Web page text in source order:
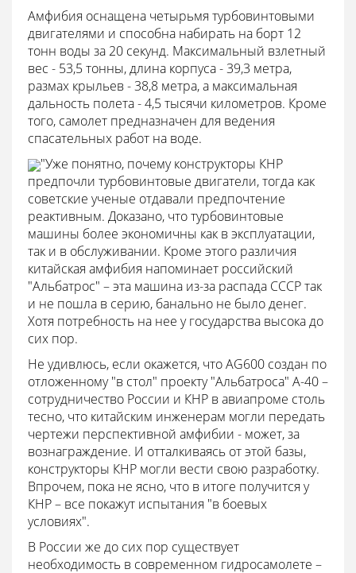
Амфибия оснащена четырьмя турбовинтовыми
двигателями и способна набирать на борт 12
тонн воды за 20 секунд. Максимальный взлетный
вес - 53,5 тонны, длина корпуса - 39,3 метра,
размах крыльев - 38,8 метра, а максимальная
дальность полета - 4,5 тысячи километров. Кроме
того, самолет предназначен для ведения
спасательных работ на воде.
"Уже понятно, почему конструкторы КНР
предпочли турбовинтовые двигатели, тогда как
советские ученые отдавали предпочтение
реактивным. Доказано, что турбовинтовые
машины более экономичны как в эксплуатации,
так и в обслуживании. Кроме этого различия
китайская амфибия напоминает российский
"Альбатрос" – эта машина из-за распада СССР так
и не пошла в серию, банально не было денег.
Хотя потребность на нее у государства высока до
сих пор.
Не удивлюсь, если окажется, что AG600 создан по
отложенному "в стол" проекту "Альбатроса" А-40 –
сотрудничество России и КНР в авиапроме столь
тесно, что китайским инженерам могли передать
чертежи перспективной амфибии - может, за
вознаграждение. И отталкиваясь от этой базы,
конструкторы КНР могли вести свою разработку.
Впрочем, пока не ясно, что в итоге получится у
КНР – все покажут испытания "в боевых
условиях".
В России же до сих пор существует
необходимость в современном гидросамолете –